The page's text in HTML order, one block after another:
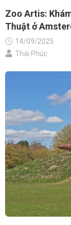
Zoo Artis:
Thuật ở
14/09/2025
Thái Phúc